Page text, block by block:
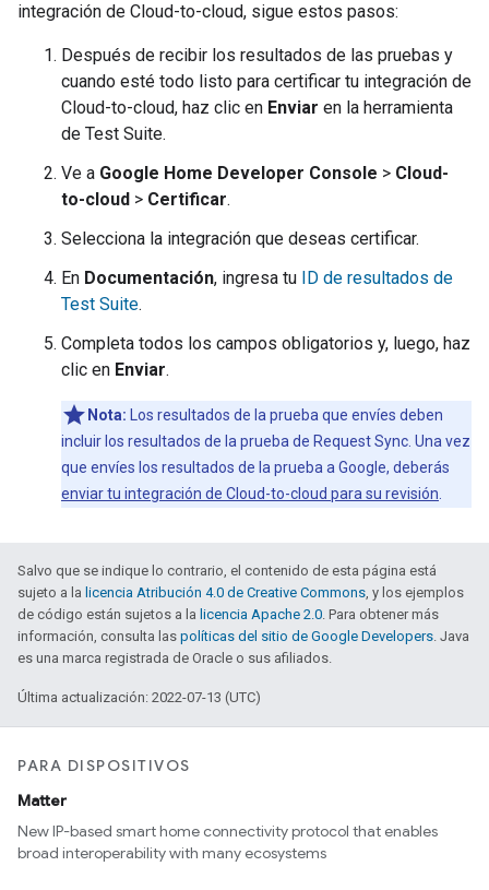
integración de Cloud-to-cloud, sigue estos pasos:
Después de recibir los resultados de las pruebas y
cuando esté todo listo para certificar tu integración de
Cloud-to-cloud, haz clic en Enviar en la herramienta
de Test Suite.
Ve a Google Home Developer Console > Cloud-
to-cloud > Certificar.
Selecciona la integración que deseas certificar.
En Documentación, ingresa tu ID de resultados de
Test Suite.
Completa todos los campos obligatorios y, luego, haz
clic en Enviar.
Nota: Los resultados de la prueba que envíes deben
incluir los resultados de la prueba de Request Sync. Una vez
que envíes los resultados de la prueba a Google, deberás
enviar tu integración de Cloud-to-cloud para su revisión
Salvo que se indique lo contrario, el contenido de esta página está
sujeto a la licencia Atribución 4.0 de Creative Commons, y los ejemplos
de código están sujetos a la licencia Apache 2.0. Para obtener más
información, consulta las políticas del sitio de Google Developers. Java
es una marca registrada de Oracle o sus afiliados.
Última actualización: 2022-07-13 (UTC)
PARA DISPOSITIVOS
Matter
New IP-based smart home connectivity protocol that enables
broad interoperability with many ecosystems